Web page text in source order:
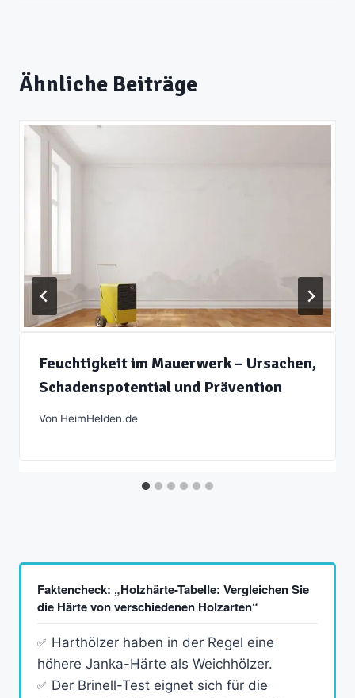
Ähnliche Beiträge
Feuchtigkeit im Mauerwerk – Ursachen,
Schadenspotential und Prävention
Von HeimHelden.de
Faktencheck: „Holzhärte-Tabelle: Vergleichen Sie
die Härte von verschiedenen Holzarten“
Harthölzer haben in der Regel eine
höhere Janka-Härte als Weichhölzer.
Der Brinell-Test eignet sich für die